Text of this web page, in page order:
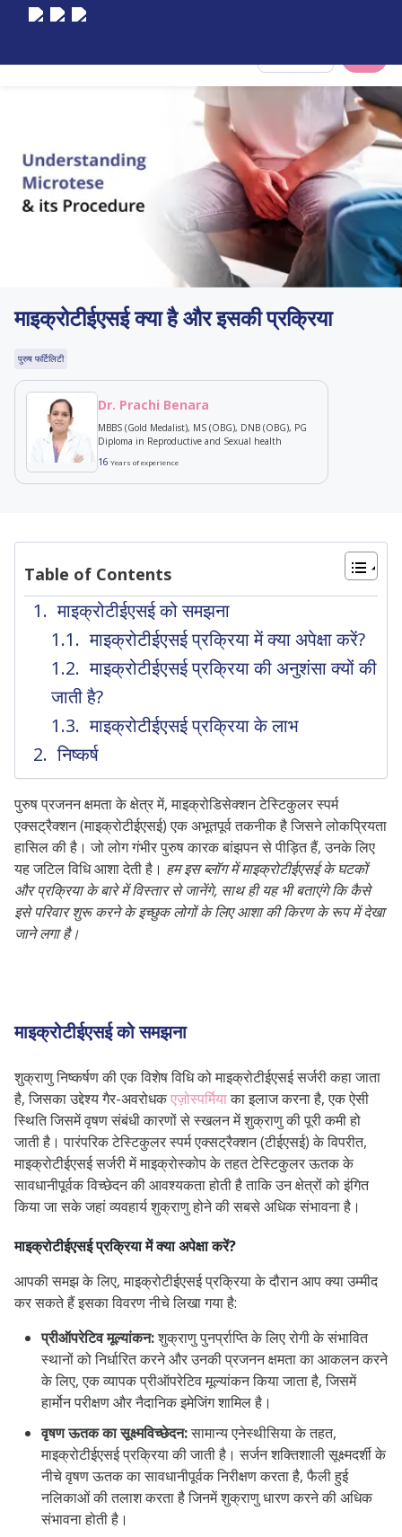
माइक्रोटीईएसई क्या है और इसकी प्रक्रिया
पुरुष फर्टिलिटी
Dr. Prachi Benara
MBBS (Gold Medalist), MS (OBG), DNB (OBG), PG
Diploma in Reproductive and Sexual health
16 Years of experience
Table of Contents
माइक्रोटीईएसई को समझना
माइक्रोटीईएसई प्रक्रिया में क्या अपेक्षा करें?
माइक्रोटीईएसई प्रक्रिया की अनुशंसा क्यों की
जाती है?
माइक्रोटीईएसई प्रक्रिया के लाभ
निष्कर्ष
पुरुष प्रजनन क्षमता के क्षेत्र में, माइक्रोडिसेक्शन टेस्टिकुलर स्पर्म
एक्सट्रैक्शन (माइक्रोटीईएसई) एक अभूतपूर्व तकनीक है जिसने लोकप्रियता
हासिल की है। जो लोग गंभीर पुरुष कारक बांझपन से पीड़ित हैं, उनके लिए
यह जटिल विधि आशा देती है। हम इस ब्लॉग में माइक्रोटीईएसई के घटकों
और प्रक्रिया के बारे में विस्तार से जानेंगे, साथ ही यह भी बताएंगे कि कैसे
इसे परिवार शुरू करने के इच्छुक लोगों के लिए आशा की किरण के रूप में देखा
जाने लगा है।
माइक्रोटीईएसई को समझना
शुक्राणु निष्कर्षण की एक विशेष विधि को माइक्रोटीईएसई सर्जरी कहा जाता
है, जिसका उद्देश्य गैर-अवरोधकएज़ोस्पर्मियाका इलाज करना है, एक ऐसी
स्थिति जिसमें वृषण संबंधी कारणों से स्खलन में शुक्राणु की पूरी कमी हो
जाती है। पारंपरिक टेस्टिकुलर स्पर्म एक्सट्रैक्शन (टीईएसई) के विपरीत,
माइक्रोटीईएसई सर्जरी में माइक्रोस्कोप के तहत टेस्टिकुलर ऊतक के
सावधानीपूर्वक विच्छेदन की आवश्यकता होती है ताकि उन क्षेत्रों को इंगित
किया जा सके जहां व्यवहार्य शुक्राणु होने की सबसे अधिक संभावना है।
माइक्रोटीईएसई प्रक्रिया में क्या अपेक्षा करें?
आपकी समझ के लिए, माइक्रोटीईएसई प्रक्रिया के दौरान आप क्या उम्मीद
कर सकते हैं इसका विवरण नीचे लिखा गया है:
प्रीऑपरेटिव मूल्यांकन:शुक्राणु पुनर्प्राप्ति के लिए रोगी के संभावित
स्थानों को निर्धारित करने और उनकी प्रजनन क्षमता का आकलन करने
के लिए, एक व्यापक प्रीऑपरेटिव मूल्यांकन किया जाता है, जिसमें
हार्मोन परीक्षण और नैदानिक ​​​​इमेजिंग शामिल है।
वृषण ऊतक का सूक्ष्मविच्छेदन:सामान्य एनेस्थीसिया के तहत,
माइक्रोटीईएसई प्रक्रिया की जाती है। सर्जन शक्तिशाली सूक्ष्मदर्शी के
नीचे वृषण ऊतक का सावधानीपूर्वक निरीक्षण करता है, फैली हुई
नलिकाओं की तलाश करता है जिनमें शुक्राणु धारण करने की अधिक
संभावना होती है।